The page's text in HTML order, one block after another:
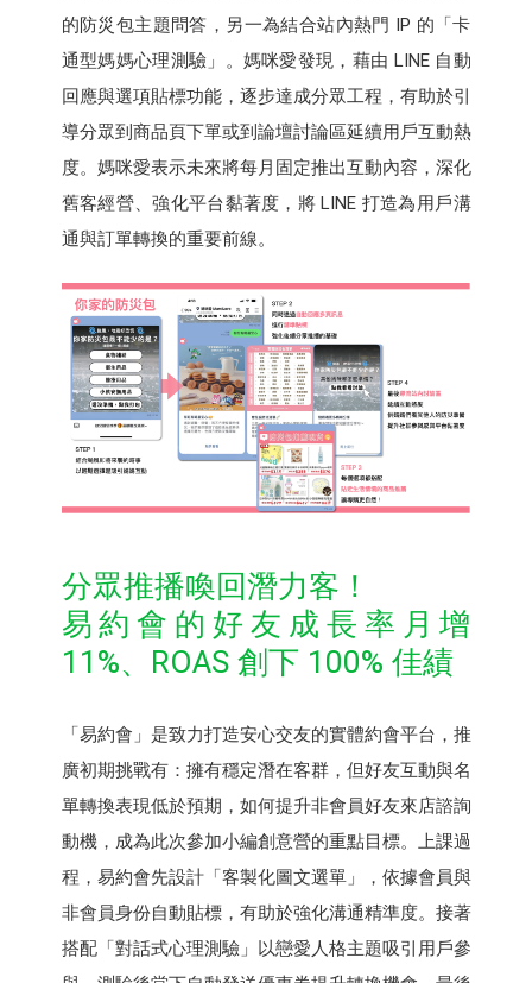
的防災包主題問答，另一為結合站內熱門 IP 的「卡
通型媽媽心理測驗」。媽咪愛發現，藉由 LINE 自動
回應與選項貼標功能，逐步達成分眾工程，有助於引
導分眾到商品頁下單或到論壇討論區延續用戶互動熱
度。媽咪愛表示未來將每月固定推出互動內容，深化
舊客經營、強化平台黏著度，將 LINE 打造為用戶溝
通與訂單轉換的重要前線。
分眾推播喚回潛力客！
易約會的好友成長率月增
11%、ROAS 創下 100% 佳績
「易約會」是致力打造安心交友的實體約會平台，推
廣初期挑戰有：擁有穩定潛在客群，但好友互動與名
單轉換表現低於預期，如何提升非會員好友來店諮詢
動機，成為此次參加小編創意營的重點目標。上課過
程，易約會先設計「客製化圖文選單」，依據會員與
非會員身份自動貼標，有助於強化溝通精準度。接著
搭配「對話式心理測驗」以戀愛人格主題吸引用戶參